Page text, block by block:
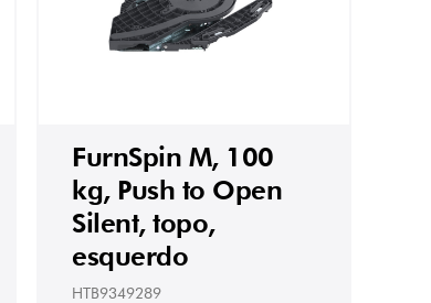
FurnSpin M, 100
kg, Push to Open
Silent, topo,
esquerdo
HTB9349289